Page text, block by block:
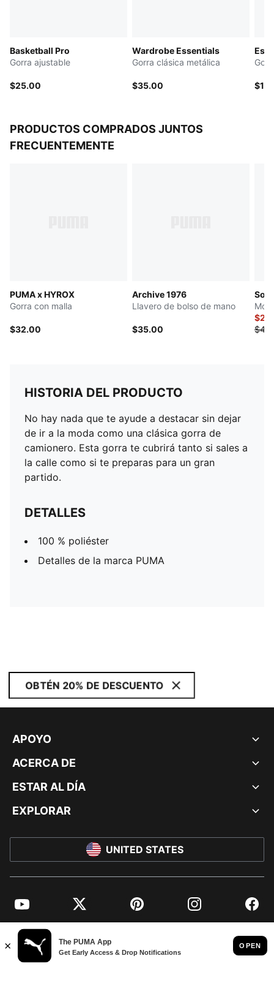
Basketball Pro
Gorra ajustable
$25.00
Wardrobe Essentials
Gorra clásica metálica
$35.00
PRODUCTOS COMPRADOS JUNTOS
FRECUENTEMENTE
PUMA x HYROX
Gorra con malla
$32.00
Archive 1976
Llavero de bolso de mano
$35.00
HISTORIA DEL PRODUCTO
No hay nada que te ayude a destacar sin dejar
de ir a la moda como una clásica gorra de
camionero. Esta gorra te cubrirá tanto si sales a
la calle como si te preparas para un gran
partido.
DETALLES
100 % poliéster
Detalles de la marca PUMA
OBTÉN 20% DE DESCUENTO
APOYO
ACERCA DE
ESTAR AL DÍA
EXPLORAR
UNITED STATES
YouTube Twitter Pinterest Instagram
© PUMA NORTH AMERICA, INC.
IMPRINT AND LEGAL DATA